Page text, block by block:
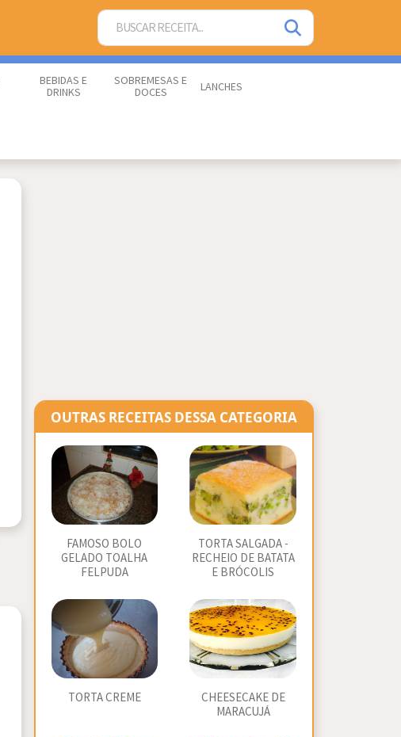
BEBIDAS E
DRINKS
SOBREMESAS E
DOCES
LANCHES
OUTRAS RECEITAS DESSA CATEGORIA
FAMOSO BOLO
GELADO TOALHA
FELPUDA
TORTA SALGADA -
RECHEIO DE BATATA
E BRÓCOLIS
TORTA CREME
CHEESECAKE DE
MARACUJÁ